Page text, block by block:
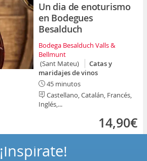
Un dia de enoturismo
en Bodegues
Besalduch
Bodega Besalduch Valls &
Bellmunt
(Sant Mateu)
Catas y
maridajes de vinos
45 minutos
Castellano, Catalán, Francés,
Inglés,...
14,90€
¡Inspírate!